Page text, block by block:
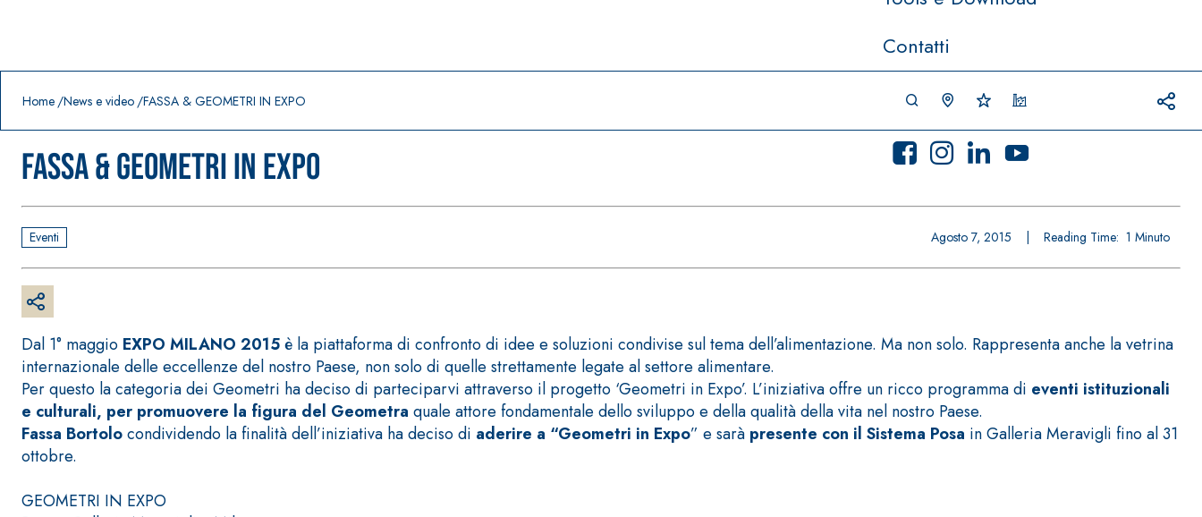
Contatti
Home News e video FASSA & GEOMETRI IN EXPO
FASSA & GEOMETRI IN EXPO
Eventi Agosto 7, 2015 Reading Time: 1 Minuto
Dal 1° maggio EXPO MILANO 2015è la piattaforma di confronto di idee e soluzioni condivise sul tema dell’alimentazione. Ma non solo. Rappresenta anche la vetrina
internazionale delle eccellenze del nostro Paese, non solo di quelle strettamente legate al settore alimentare.
Per questo la categoria dei Geometri ha deciso di parteciparvi attraverso il progetto ‘Geometri in Expo’. L’iniziativa offre un ricco programma di eventi istituzionali
e culturali, per promuovere la figura del Geometra quale attore fondamentale dello sviluppo e della qualità della vita nel nostro Paese.
Fassa Bortolocondividendo la finalità dell’iniziativa ha deciso di aderire a “Geometri in Expo” e sarà presente con il Sistema Posa in Galleria Meravigli fino al 31
ottobre.
GEOMETRI IN EXPO
Prodotti in primo piano